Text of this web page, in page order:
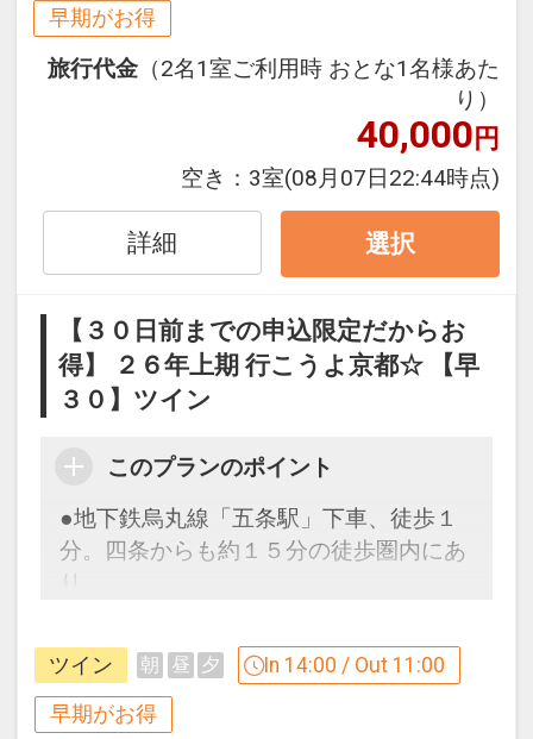
す。
３０日前までのご予約でお得に宿泊！
早期予約限定！３０日前までのご予約が
※本プランは３０日前までの受付限定で
２９日前以降の宿泊条件の変更（部屋、
件・内容 等）はできません。
ホテルポイント
付！
●ウェルカムドリンクをご用意
セルフサービス/１４：００～２３：０
０
※旅行代金に含まれます。
早期がお得
旅行代金 （2名1室ご利用時 おとな1名様あた
り）
40,000円
空き： 3室(08月07日22:44時点)
詳細 選択
【３０日前までの申込限定だからお
得】 ２６年上期 行こうよ京都☆ 【早
３０】ツイン
このプランのポイント
●地下鉄烏丸線「五条駅」下車、徒歩１
分。四条からも約１５分の徒歩圏内にあ
り、
ホテルにはサウナ付の大浴場を備え、和
テイストな設えで旅の疲れをを癒しま
す。
ツイン 朝 昼 夕 In 14:00 / Out 11:00
早期がお得